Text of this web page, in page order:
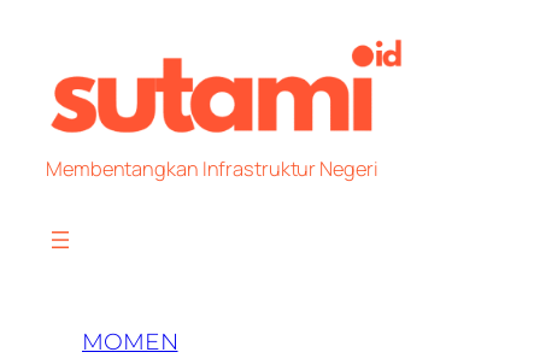
content
Membentangkan Infrastruktur Negeri
MOMEN